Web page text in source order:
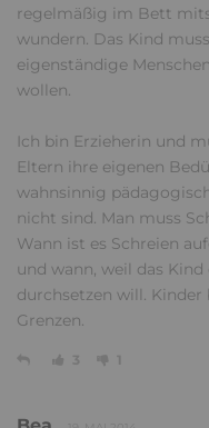
regelmäßig im Bett
wundern. Das Kind
eigenständige
wollen.
Ich bin Erzieherin und
Eltern ihre eigenen
wahnsinnig
nicht sind. Man muss
Wann ist es Schreien
und wann, weil das
durchsetzen will. Kinder
Grenzen.
3 1